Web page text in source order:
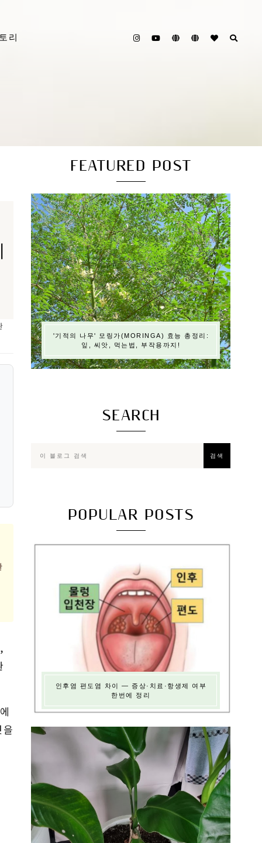
리
에
FEATURED POST
'기적의 나무' 모링가(MORINGA) 효능 총정리:
잎, 씨앗, 먹는법, 부작용까지!
SEARCH
POPULAR POSTS
인후염 편도염 차이 — 증상·치료·항생제 여부
한번에 정리